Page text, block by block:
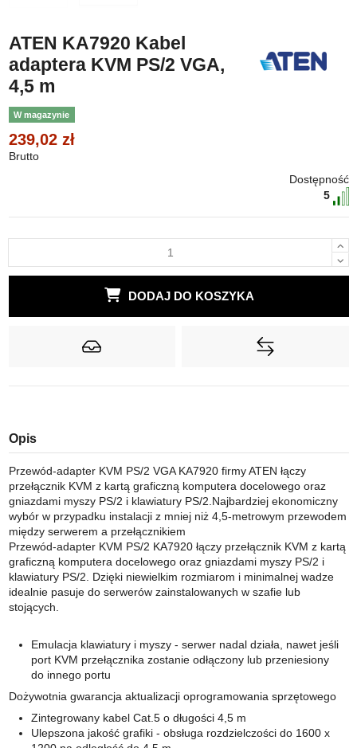
ATEN KA7920 Kabel
adaptera KVM PS/2 VGA,
4,5 m
W magazynie
239,02 zł
Brutto
Dostępność
5
DODAJ DO KOSZYKA
Opis
Przewód-adapter KVM PS/2 VGA KA7920 firmy ATEN łączy
przełącznik KVM z kartą graficzną komputera docelowego oraz
gniazdami myszy PS/2 i klawiatury PS/2.Najbardziej ekonomiczny
wybór w przypadku instalacji z mniej niż 4,5-metrowym przewodem
między serwerem a przełącznikiem
Przewód-adapter KVM PS/2 KA7920 łączy przełącznik KVM z kartą
graficzną komputera docelowego oraz gniazdami myszy PS/2 i
klawiatury PS/2. Dzięki niewielkim rozmiarom i minimalnej wadze
idealnie pasuje do serwerów zainstalowanych w szafie lub
stojących.
Emulacja klawiatury i myszy - serwer nadal działa, nawet jeśli
port KVM przełącznika zostanie odłączony lub przeniesiony
do innego portu
Dożywotnia gwarancja aktualizacji oprogramowania sprzętowego
Zintegrowany kabel Cat.5 o długości 4,5 m
Ulepszona jakość grafiki - obsługa rozdzielczości do 1600 x